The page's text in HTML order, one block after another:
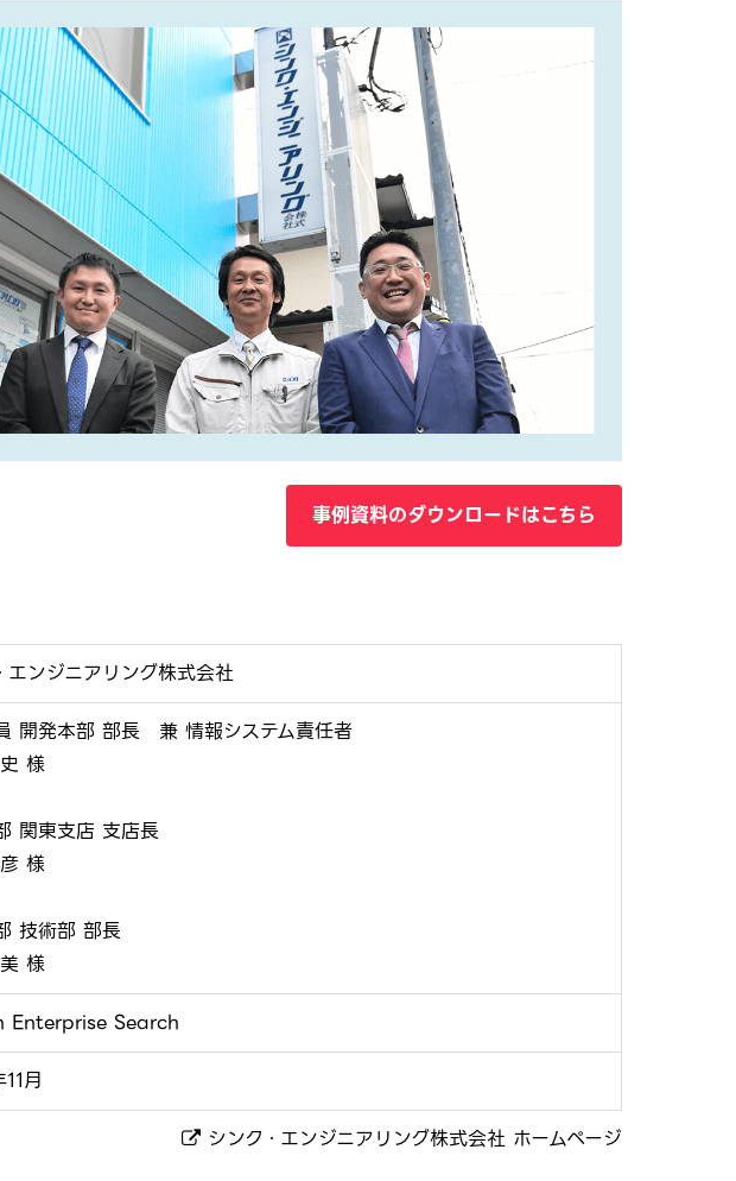
事例資料のダウンロードはこちら
エンジニアリング株式会社
開発本部 部長 兼 情報システム責任者
様
関東支店 支店長
様
技術部 部長
様
Enterprise Search
月
シンク・エンジニアリング株式会社 ホームページ